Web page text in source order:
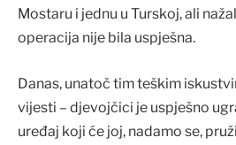
Mostaru i jednu u Turskoj, ali
operacija nije bila uspješna.
Danas, unatoč tim teškim
vijesti – djevojčici je uspješno
uređaj koji će joj, nadamo se,